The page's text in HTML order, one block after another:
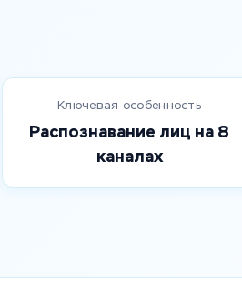
Ключевая особенность
Распознавание лиц на 8
каналах